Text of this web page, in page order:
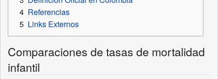
4 Referencias
5 Links Externos
Comparaciones de tasas de mortalidad
infantil